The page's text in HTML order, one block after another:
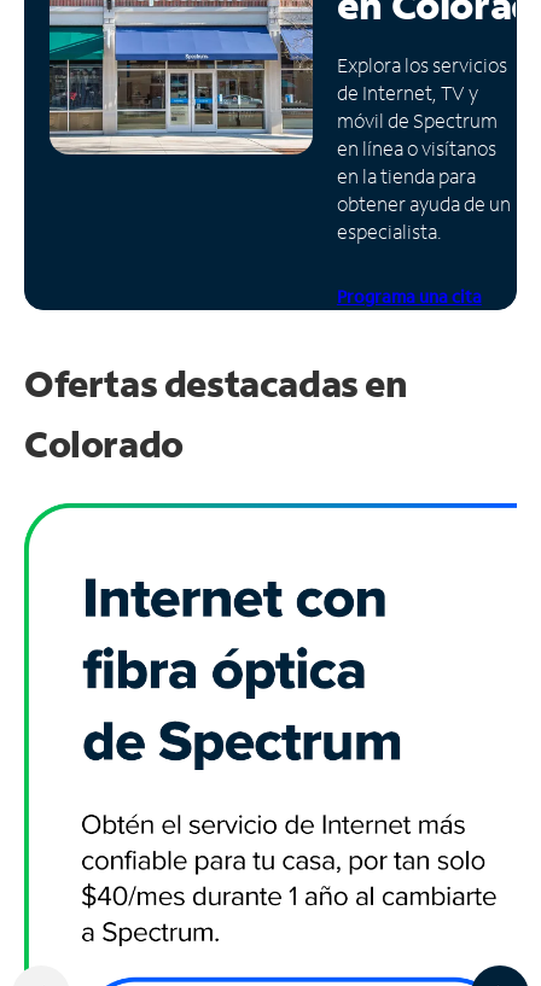
Administrar
cuenta
Encuentra
una
tienda
Explora los servicios
de Internet, TV y
móvil de Spectrum
en línea o visítanos
en la tienda para
obtener ayuda de un
especialista.
Programa una cita
Ofertas destacadas en
Colorado